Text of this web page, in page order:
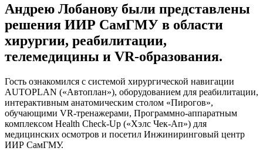
Андрею Лобанову были представлены
решения ИИР СамГМУ в области
хирургии, реабилитации,
телемедицины и VR-образования.
Гость ознакомился с системой хирургической навигации
AUTOPLAN («Автоплан»), оборудованием для реабилитации,
интерактивным анатомическим столом «Пирогов»,
обучающими VR-тренажерами, Программно-аппаратным
комплексом Health Check-Up («Хэлс Чек-Ап») для
медицинских осмотров и посетил Инжиниринговый центр
ИИР СамГМУ.